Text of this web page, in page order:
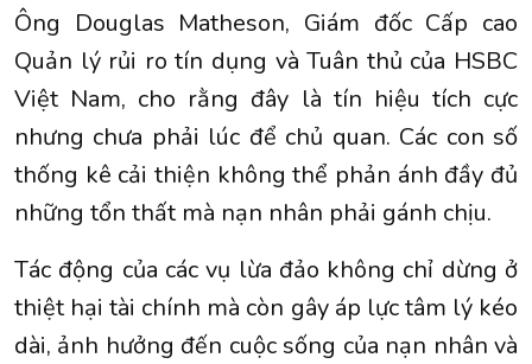
Ông Douglas Matheson, Giám đốc Cấp cao
Quản lý rủi ro tín dụng và Tuân thủ của HSBC
Việt Nam, cho rằng đây là tín hiệu tích cực
nhưng chưa phải lúc để chủ quan. Các con số
thống kê cải thiện không thể phản ánh đầy đủ
những tổn thất mà nạn nhân phải gánh chịu.
Tác động của các vụ lừa đảo không chỉ dừng ở
thiệt hại tài chính mà còn gây áp lực tâm lý kéo
dài, ảnh hưởng đến cuộc sống của nạn nhân và